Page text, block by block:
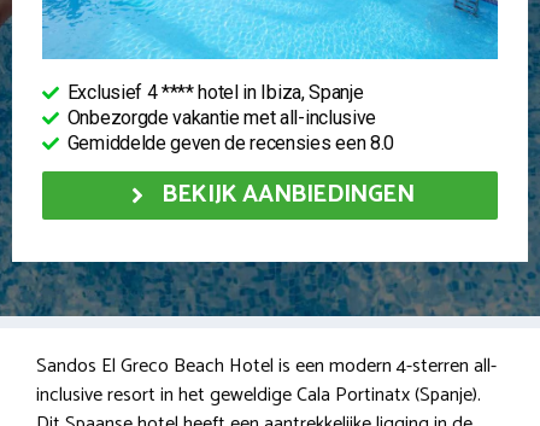
Exclusief 4 **** hotel in Ibiza, Spanje
Onbezorgde vakantie met all-inclusive
Gemiddelde geven de recensies een 8.0
BEKIJK AANBIEDINGEN
Sandos El Greco Beach Hotel is een modern 4-sterren all-
inclusive resort in het geweldige Cala Portinatx (Spanje).